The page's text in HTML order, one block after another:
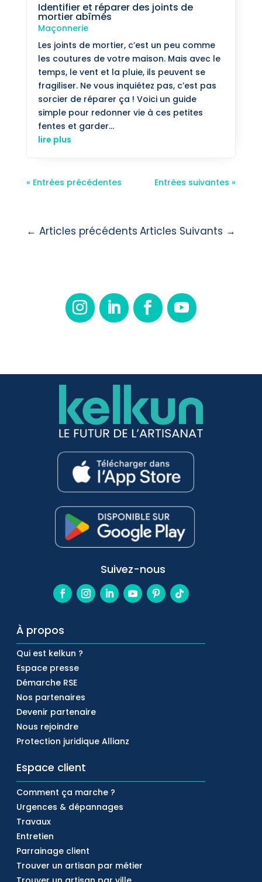
Identifier et réparer des joints de
mortier abîmés
Maçonnerie
Les joints de mortier, c’est un peu comme
les coutures de votre maison. Mais avec le
temps, le vent et la pluie, ils peuvent se
fragiliser. Ne vous inquiétez pas, c’est pas
sorcier de réparer ça ! Voici un guide
simple pour redonner vie à ces petites
fentes et garder...
lire plus
« Entrées précédentes Entrées suivantes »
← Articles précédents Articles Suivants →
Suivez-nous
À propos
Qui est kelkun ?
Espace presse
Démarche RSE
Nos partenaires
Devenir partenaire
Nous rejoindre
Protection juridique Allianz
Espace client
Comment ça marche ?
Urgences & dépannages
Travaux
Entretien
Parrainage client
Trouver un artisan par métier